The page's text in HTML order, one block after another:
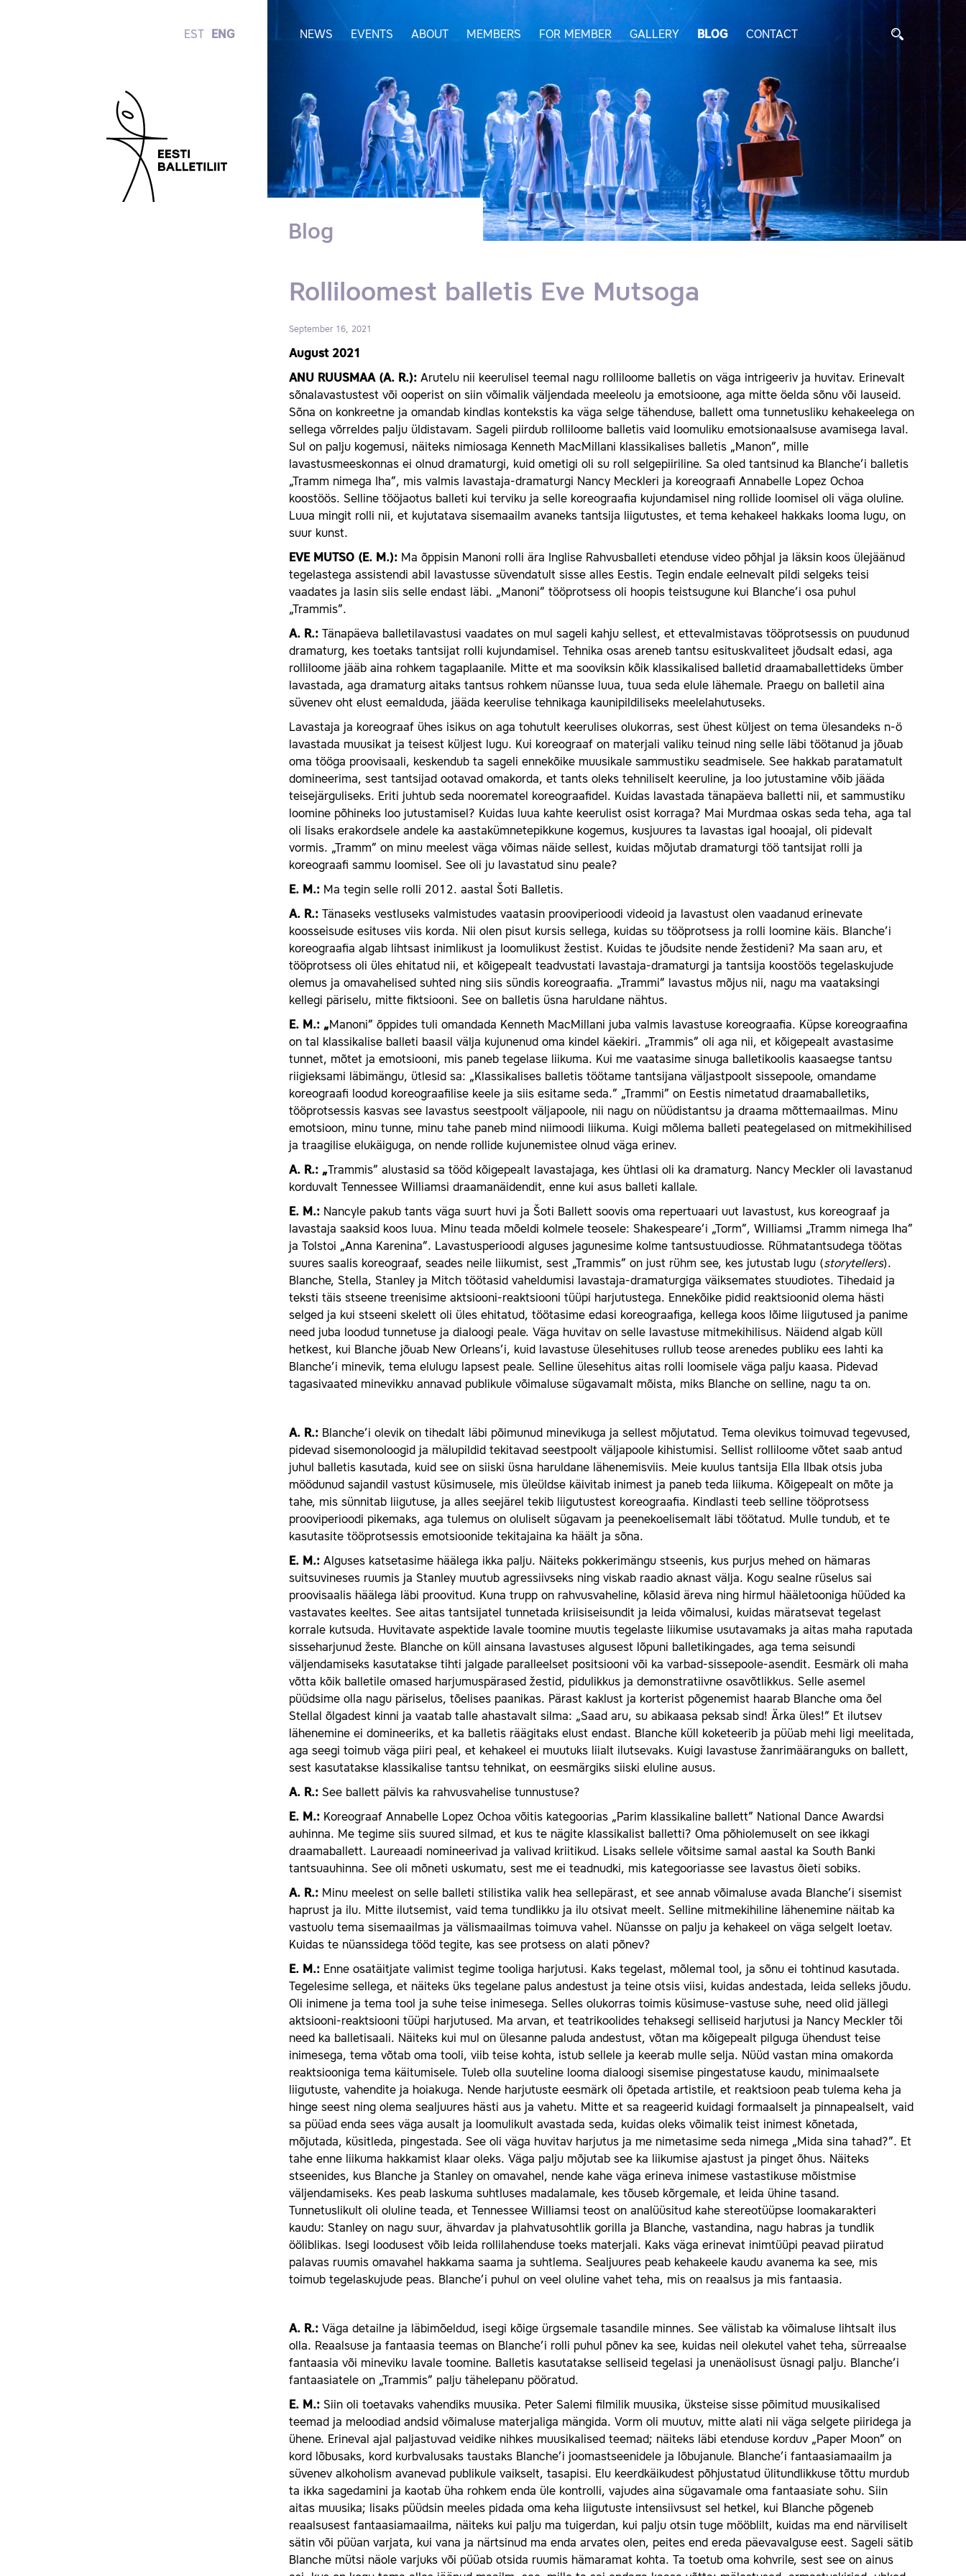
EST ENG NEWS EVENTS ABOUT MEMBERS FOR MEMBER GALLERY BLOG CONTACT
Blog
Rolliloomest balletis Eve Mutsoga
September 16, 2021
August 2021
ANU RUUSMAA (A. R.): Arutelu nii keerulisel teemal nagu rolliloome balletis on väga intrigeeriv ja huvitav. Erinevalt
sõnalavastustest või ooperist on siin võimalik väljendada meeleolu ja emotsioone, aga mitte öelda sõnu või lauseid.
Sõna on konkreetne ja omandab kindlas kontekstis ka väga selge tähenduse, ballett oma tunnetusliku kehakeelega on
sellega võrreldes palju üldistavam. Sageli piirdub rolliloome balletis vaid loomuliku emotsionaalsuse avamisega laval.
Sul on palju kogemusi, näiteks nimiosaga Kenneth MacMillani klassikalises balletis „Manon”, mille
lavastusmeeskonnas ei olnud dramaturgi, kuid ometigi oli su roll selgepiiriline. Sa oled tantsinud ka Blanche’i balletis
„Tramm nimega Iha”, mis valmis lavastaja-dramaturgi Nancy Meckleri ja koreograafi Annabelle Lopez Ochoa
koostöös. Selline tööjaotus balleti kui terviku ja selle koreograafia kujundamisel ning rollide loomisel oli väga oluline.
Luua mingit rolli nii, et kujutatava sisemaailm avaneks tantsija liigutustes, et tema kehakeel hakkaks looma lugu, on
suur kunst.
EVE MUTSO (E. M.): Ma õppisin Manoni rolli ära Inglise Rahvusballeti etenduse video põhjal ja läksin koos ülejäänud
tegelastega assistendi abil lavastusse süvendatult sisse alles Eestis. Tegin endale eelnevalt pildi selgeks teisi
vaadates ja lasin siis selle endast läbi. „Manoni” tööprotsess oli hoopis teistsugune kui Blanche’i osa puhul
„Trammis”.
A. R.: Tänapäeva balletilavastusi vaadates on mul sageli kahju sellest, et ettevalmistavas tööprotsessis on puudunud
dramaturg, kes toetaks tantsijat rolli kujundamisel. Tehnika osas areneb tantsu esituskvaliteet jõudsalt edasi, aga
rolliloome jääb aina rohkem tagaplaanile. Mitte et ma sooviksin kõik klassikalised balletid draamaballettideks ümber
lavastada, aga dramaturg aitaks tantsus rohkem nüansse luua, tuua seda elule lähemale. Praegu on balletil aina
süvenev oht elust eemalduda, jääda keerulise tehnikaga kaunipildiliseks meelelahutuseks.
Lavastaja ja koreograaf ühes isikus on aga tohutult keerulises olukorras, sest ühest küljest on tema ülesandeks n-ö
lavastada muusikat ja teisest küljest lugu. Kui koreograaf on materjali valiku teinud ning selle läbi töötanud ja jõuab
oma tööga proovisaali, keskendub ta sageli ennekõike muusikale sammustiku seadmisele. See hakkab paratamatult
domineerima, sest tantsijad ootavad omakorda, et tants oleks tehniliselt keeruline, ja loo jutustamine võib jääda
teisejärguliseks. Eriti juhtub seda noorematel koreograafidel. Kuidas lavastada tänapäeva balletti nii, et sammustiku
loomine põhineks loo jutustamisel? Kuidas luua kahte keerulist osist korraga? Mai Murdmaa oskas seda teha, aga tal
oli lisaks erakordsele andele ka aastakümnetepikkune kogemus, kusjuures ta lavastas igal hooajal, oli pidevalt
vormis. „Tramm” on minu meelest väga võimas näide sellest, kuidas mõjutab dramaturgi töö tantsijat rolli ja
koreograafi sammu loomisel. See oli ju lavastatud sinu peale?
E. M.: Ma tegin selle rolli 2012. aastal Šoti Balletis.
A. R.: Tänaseks vestluseks valmistudes vaatasin prooviperioodi videoid ja lavastust olen vaadanud erinevate
koosseisude esituses viis korda. Nii olen pisut kursis sellega, kuidas su tööprotsess ja rolli loomine käis. Blanche’i
koreograafia algab lihtsast inimlikust ja loomulikust žestist. Kuidas te jõudsite nende žestideni? Ma saan aru, et
tööprotsess oli üles ehitatud nii, et kõigepealt teadvustati lavastaja-dramaturgi ja tantsija koostöös tegelaskujude
olemus ja omavahelised suhted ning siis sündis koreograafia. „Trammi” lavastus mõjus nii, nagu ma vaataksingi
kellegi päriselu, mitte fiktsiooni. See on balletis üsna haruldane nähtus.
E. M.: „Manoni” õppides tuli omandada Kenneth MacMillani juba valmis lavastuse koreograafia. Küpse koreograafina
on tal klassikalise balleti baasil välja kujunenud oma kindel käekiri. „Trammis” oli aga nii, et kõigepealt avastasime
tunnet, mõtet ja emotsiooni, mis paneb tegelase liikuma. Kui me vaatasime sinuga balletikoolis kaasaegse tantsu
riigieksami läbimängu, ütlesid sa: „Klassikalises balletis töötame tantsijana väljastpoolt sissepoole, omandame
koreograafi loodud koreograafilise keele ja siis esitame seda.” „Trammi” on Eestis nimetatud draamaballetiks,
tööprotsessis kasvas see lavastus seestpoolt väljapoole, nii nagu on nüüdistantsu ja draama mõttemaailmas. Minu
emotsioon, minu tunne, minu tahe paneb mind niimoodi liikuma. Kuigi mõlema balleti peategelased on mitmekihilised
ja traagilise elukäiguga, on nende rollide kujunemistee olnud väga erinev.
A. R.: „ Trammis” alustasid sa tööd kõigepealt lavastajaga, kes ühtlasi oli ka dramaturg. Nancy Meckler oli lavastanud
korduvalt Tennessee Williamsi draamanäidendit, enne kui asus balleti kallale.
E. M.: Nancyle pakub tants väga suurt huvi ja Šoti Ballett soovis oma repertuaari uut lavastust, kus koreograaf ja
lavastaja saaksid koos luua. Minu teada mõeldi kolmele teosele: Shakespeare’i „Torm”, Williamsi „Tramm nimega Iha”
ja Tolstoi „Anna Karenina”. Lavastusperioodi alguses jagunesime kolme tantsustuudiosse. Rühmatantsudega töötas
suures saalis koreograaf, seades neile liikumist, sest „Trammis” on just rühm see, kes jutustab lugu (storytellers).
Blanche, Stella, Stanley ja Mitch töötasid vaheldumisi lavastaja-dramaturgiga väiksemates stuudiotes. Tihedaid ja
teksti täis stseene treenisime aktsiooni-reaktsiooni tüüpi harjutustega. Ennekõike pidid reaktsioonid olema hästi
selged ja kui stseeni skelett oli üles ehitatud, töötasime edasi koreograafiga, kellega koos lõime liigutused ja panime
need juba loodud tunnetuse ja dialoogi peale. Väga huvitav on selle lavastuse mitmekihilisus. Näidend algab küll
hetkest, kui Blanche jõuab New Orleans’i, kuid lavastuse ülesehituses rullub teose arenedes publiku ees lahti ka
Blanche’i minevik, tema elulugu lapsest peale. Selline ülesehitus aitas rolli loomisele väga palju kaasa. Pidevad
tagasivaated minevikku annavad publikule võimaluse sügavamalt mõista, miks Blanche on selline, nagu ta on.
A. R.: Blanche’i olevik on tihedalt läbi põimunud minevikuga ja sellest mõjutatud. Tema olevikus toimuvad tegevused,
pidevad sisemonoloogid ja mälupildid tekitavad seestpoolt väljapoole kihistumisi. Sellist rolliloome võtet saab antud
juhul balletis kasutada, kuid see on siiski üsna haruldane lähenemisviis. Meie kuulus tantsija Ella Ilbak otsis juba
möödunud sajandil vastust küsimusele, mis üleüldse käivitab inimest ja paneb teda liikuma. Kõigepealt on mõte ja
tahe, mis sünnitab liigutuse, ja alles seejärel tekib liigutustest koreograafia. Kindlasti teeb selline tööprotsess
prooviperioodi pikemaks, aga tulemus on oluliselt sügavam ja peenekoelisemalt läbi töötatud. Mulle tundub, et te
kasutasite tööprotsessis emotsioonide tekitajaina ka häält ja sõna.
E. M.: Alguses katsetasime häälega ikka palju. Näiteks pokkerimängu stseenis, kus purjus mehed on hämaras
suitsuvineses ruumis ja Stanley muutub agressiivseks ning viskab raadio aknast välja. Kogu sealne rüselus sai
proovisaalis häälega läbi proovitud. Kuna trupp on rahvusvaheline, kõlasid äreva ning hirmul hääletooniga hüüded ka
vastavates keeltes. See aitas tantsijatel tunnetada kriisiseisundit ja leida võimalusi, kuidas märatsevat tegelast
korrale kutsuda. Huvitavate aspektide lavale toomine muutis tegelaste liikumise usutavamaks ja aitas maha raputada
sisseharjunud žeste. Blanche on küll ainsana lavastuses algusest lõpuni balletikingades, aga tema seisundi
väljendamiseks kasutatakse tihti jalgade paralleelset positsiooni või ka varbad-sissepoole-asendit. Eesmärk oli maha
võtta kõik balletile omased harjumuspärased žestid, pidulikkus ja demonstratiivne osavõtlikkus. Selle asemel
püüdsime olla nagu päriselus, tõelises paanikas. Pärast kaklust ja korterist põgenemist haarab Blanche oma õel
Stellal õlgadest kinni ja vaatab talle ahastavalt silma: „Saad aru, su abikaasa peksab sind! Ärka üles!” Et ilutsev
lähenemine ei domineeriks, et ka balletis räägitaks elust endast. Blanche küll koketeerib ja püüab mehi ligi meelitada,
aga seegi toimub väga piiri peal, et kehakeel ei muutuks liialt ilutsevaks. Kuigi lavastuse žanrimääranguks on ballett,
sest kasutatakse klassikalise tantsu tehnikat, on eesmärgiks siiski eluline ausus.
A. R.: See ballett pälvis ka rahvusvahelise tunnustuse?
E. M.: Koreograaf Annabelle Lopez Ochoa võitis kategoorias „Parim klassikaline ballett” National Dance Awardsi
auhinna. Me tegime siis suured silmad, et kus te nägite klassikalist balletti? Oma põhiolemuselt on see ikkagi
draamaballett. Laureaadi nomineerivad ja valivad kriitikud. Lisaks sellele võitsime samal aastal ka South Banki
tantsuauhinna. See oli mõneti uskumatu, sest me ei teadnudki, mis kategooriasse see lavastus õieti sobiks.
A. R.: Minu meelest on selle balleti stilistika valik hea sellepärast, et see annab võimaluse avada Blanche’i sisemist
haprust ja ilu. Mitte ilutsemist, vaid tema tundlikku ja ilu otsivat meelt. Selline mitmekihiline lähenemine näitab ka
vastuolu tema sisemaailmas ja välismaailmas toimuva vahel. Nüansse on palju ja kehakeel on väga selgelt loetav.
Kuidas te nüanssidega tööd tegite, kas see protsess on alati põnev?
E. M.: Enne osatäitjate valimist tegime tooliga harjutusi. Kaks tegelast, mõlemal tool, ja sõnu ei tohtinud kasutada.
Tegelesime sellega, et näiteks üks tegelane palus andestust ja teine otsis viisi, kuidas andestada, leida selleks jõudu.
Oli inimene ja tema tool ja suhe teise inimesega. Selles olukorras toimis küsimuse-vastuse suhe, need olid jällegi
aktsiooni-reaktsiooni tüüpi harjutused. Ma arvan, et teatrikoolides tehaksegi selliseid harjutusi ja Nancy Meckler tõi
need ka balletisaali. Näiteks kui mul on ülesanne paluda andestust, võtan ma kõigepealt pilguga ühendust teise
inimesega, tema võtab oma tooli, viib teise kohta, istub sellele ja keerab mulle selja. Nüüd vastan mina omakorda
reaktsiooniga tema käitumisele. Tuleb olla suuteline looma dialoogi sisemise pingestatuse kaudu, minimaalsete
liigutuste, vahendite ja hoiakuga. Nende harjutuste eesmärk oli õpetada artistile, et reaktsioon peab tulema keha ja
hinge seest ning olema sealjuures hästi aus ja vahetu. Mitte et sa reageerid kuidagi formaalselt ja pinnapealselt, vaid
sa püüad enda sees väga ausalt ja loomulikult avastada seda, kuidas oleks võimalik teist inimest kõnetada,
mõjutada, küsitleda, pingestada. See oli väga huvitav harjutus ja me nimetasime seda nimega „Mida sina tahad?”. Et
tahe enne liikuma hakkamist klaar oleks. Väga palju mõjutab see ka liikumise ajastust ja pinget õhus. Näiteks
stseenides, kus Blan­che ja Stanley on omavahel, nende kahe väga erineva inimese vastastikuse mõistmise
väljendamiseks. Kes peab laskuma suhtluses madalamale, kes tõuseb kõrgemale, et leida ühine tasand.
Tunnetuslikult oli oluline teada, et Tennessee Williamsi teost on analüüsitud kahe stereotüüpse loomakarakteri
kaudu: Stanley on nagu suur, ähvardav ja plahvatusohtlik gorilla ja Blan­che, vastandina, nagu habras ja tundlik
ööliblikas. Isegi loodusest võib leida rollilahenduse toeks materjali. Kaks väga erinevat inimtüüpi peavad piiratud
palavas ruumis omavahel hakkama saama ja suhtlema. Sealjuures peab kehakeele kaudu avanema ka see, mis
toimub tegelaskujude peas. Blanche’i puhul on veel oluline vahet teha, mis on reaalsus ja mis fantaasia.
A. R.: Väga detailne ja läbimõeldud, isegi kõige ürgsemale tasandile minnes. See välistab ka võimaluse lihtsalt ilus
olla. Reaalsuse ja fantaasia teemas on Blanche’i rolli puhul põnev ka see, kuidas neil olekutel vahet teha, sürreaalse
fantaasia või mineviku lavale toomine. Balletis kasutatakse selliseid tegelasi ja unenäolisust üsnagi palju. Blanche’i
fantaasiatele on „Trammis” palju tähelepanu pööratud.
E. M.: Siin oli toetavaks vahendiks muusika. Peter Salemi filmilik muusika, üksteise sisse põimitud muusikalised
teemad ja meloodiad andsid võimaluse materjaliga mängida. Vorm oli muutuv, mitte alati nii väga selgete piiridega ja
ühene. Erineval ajal paljastuvad veidike nihkes muusikalised teemad; näiteks läbi etenduse korduv „Paper Moon” on
kord lõbusaks, kord kurbvalusaks taustaks Blanche’i joomastseenidele ja lõbujanule. Blanche’i fantaasiamaailm ja
süvenev alkoholism avanevad publikule vaikselt, tasapisi. Elu keerdkäikudest põhjustatud ülitundlikkuse tõttu murdub
ta ikka sagedamini ja kaotab üha rohkem enda üle kontrolli, vajudes aina sügavamale oma fantaasiate sohu. Siin
aitas muusika; lisaks püüdsin meeles pidada oma keha liigutuste intensiivsust sel hetkel, kui Blanche põgeneb
reaalsusest fantaasiamaailma, näiteks kui palju ma tuigerdan, kui palju otsin tuge mööblilt, kuidas ma end närviliselt
sätin või püüan varjata, kui vana ja närtsinud ma enda arvates olen, peites end ereda päevavalguse eest. Sageli sätib
Blanche mütsi näole varjuks või püüab otsida ruumis hämaramat kohta. Ta toetub oma kohvrile, sest see on ainus